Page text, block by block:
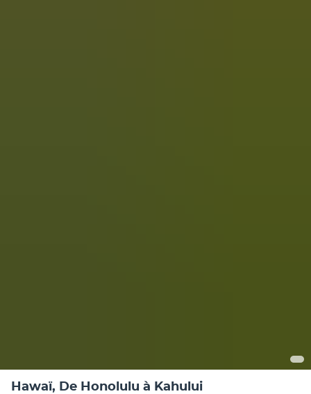
Hawaï, De Honolulu à Kahului